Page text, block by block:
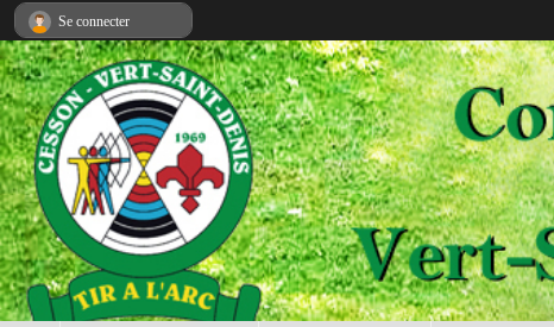
Se connecter
Panneau de gestion des cookies